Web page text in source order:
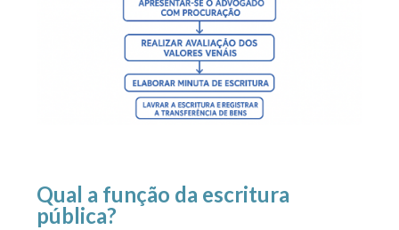
Qual a função da escritura
pública?